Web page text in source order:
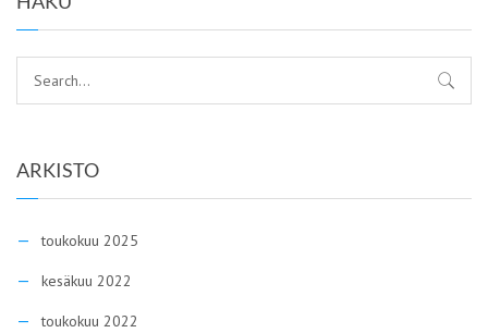
ARKISTO
toukokuu 2025
kesäkuu 2022
toukokuu 2022